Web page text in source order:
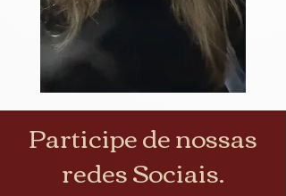
Participe de nossas
redes Sociais.